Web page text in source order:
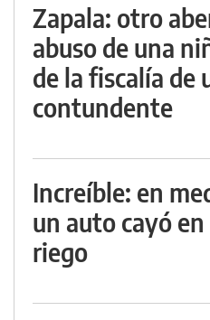
Zapala: otro
abuso de una
de la fiscalía de
contundente
Increíble: en
un auto cayó
riego